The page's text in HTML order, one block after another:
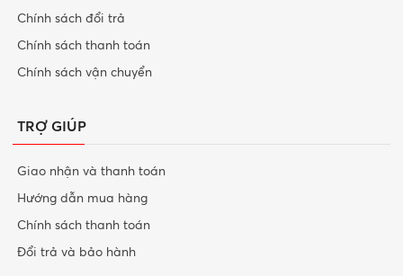
Chính sách đổi trả
Chính sách thanh toán
Chính sách vận chuyển
TRỢ GIÚP
Giao nhận và thanh toán
Hướng dẫn mua hàng
Chính sách thanh toán
Đổi trả và bảo hành